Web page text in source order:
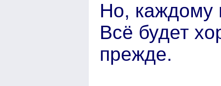
Но, каждому
Всё будет
прежде.